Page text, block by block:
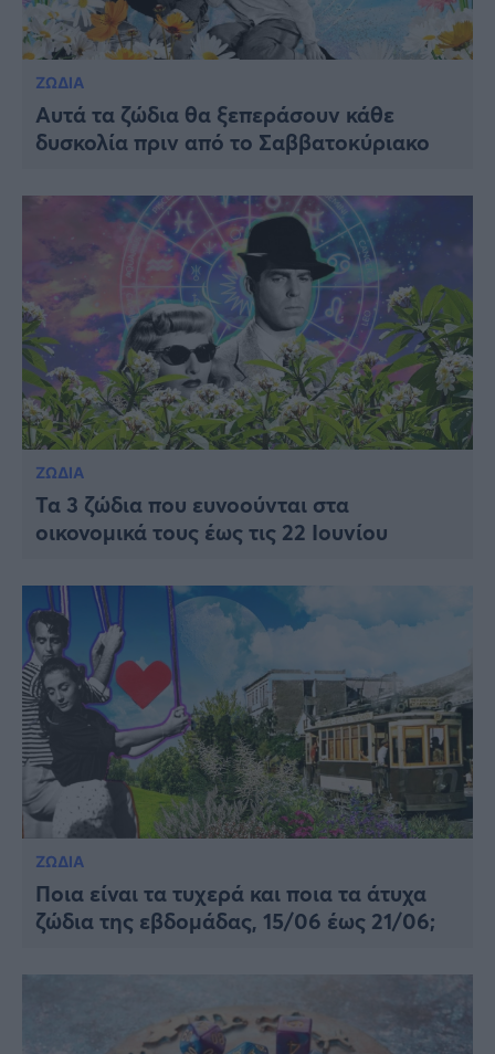
ΖΩΔΙΑ
Αυτά τα ζώδια θα ξεπεράσουν κάθε
δυσκολία πριν από το Σαββατοκύριακο
ΖΩΔΙΑ
Τα 3 ζώδια που ευνοούνται στα
οικονομικά τους έως τις 22 Ιουνίου
ΖΩΔΙΑ
Ποια είναι τα τυχερά και ποια τα άτυχα
ζώδια της εβδομάδας, 15/06 έως 21/06;